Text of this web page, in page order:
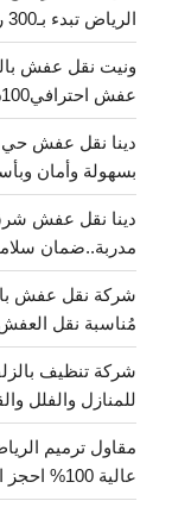
الرياض تبدء بـ300 ريال
عفش احترافي100%اتصل الان
بسهولة وأمان
مدربة..ضمان
مُناسبة نقل
للمنازل والفلل
عالية 100% احجز الان